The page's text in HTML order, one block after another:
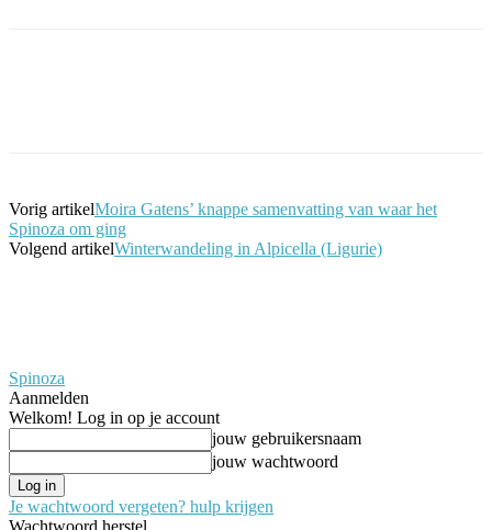
Vorig artikelMoira Gatens’ knappe samenvatting van waar het
Spinoza om ging
Volgend artikelWinterwandeling in Alpicella (Ligurie)
Spinoza
Aanmelden
Welkom! Log in op je account
jouw gebruikersnaam
jouw wachtwoord
Je wachtwoord vergeten? hulp krijgen
Wachtwoord herstel